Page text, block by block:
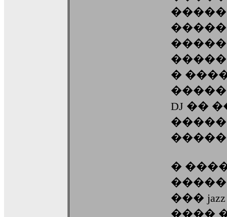
�
DJ ��
�����
�
���
����